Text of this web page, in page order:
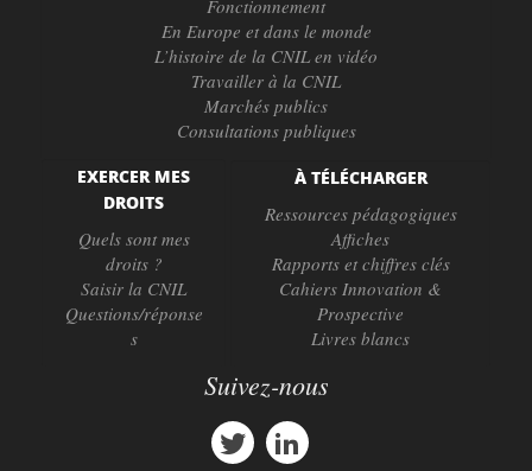
Fonctionnement
En Europe et dans le monde
L’histoire de la CNIL en vidéo
Travailler à la CNIL
Marchés publics
Consultations publiques
EXERCER MES
DROITS
Quels sont mes
droits ?
Saisir la CNIL
Questions/réponse
s
À TÉLÉCHARGER
Ressources pédagogiques
Affiches
Rapports et chiffres clés
Cahiers Innovation &
Prospective
Livres blancs
Suivez-nous